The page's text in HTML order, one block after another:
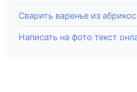
Сварить варенье из
Написать на фото текст